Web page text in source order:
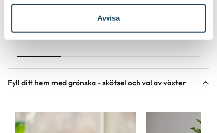
Avvisa
Välj butik
Till Produkten
till Korgkruka Wille produktsida
Välj butik
Till
Fyll ditt hem med grönska - skötsel och val av växter